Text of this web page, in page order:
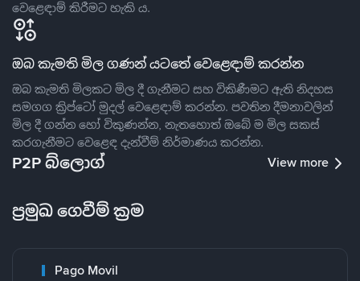
වෙළෙඳාම් කිරීමට හැකි ය.
ඔබ කැමති මිල ගණන් යටතේ වෙළෙඳාම් කරන්න
ඔබ කැමති මිලකට මිල දී ගැනීමට සහ විකිණීමට ඇති නිදහස
සමගග ක්‍රිප්ටෝ මුදල් වෙළෙඳාම් කරන්න. පවතින දීමනාවලින්
මිල දී ගන්න හෝ විකුණන්න, නැතහොත් ඔබේ ම මිල සකස්
කරගැනීමට වෙළෙඳ දැන්වීම් නිර්මාණය කරන්න.
P2P බ්ලොග් View more
ප්‍රමුඛ ගෙවීම් ක්‍රම
Pago Movil